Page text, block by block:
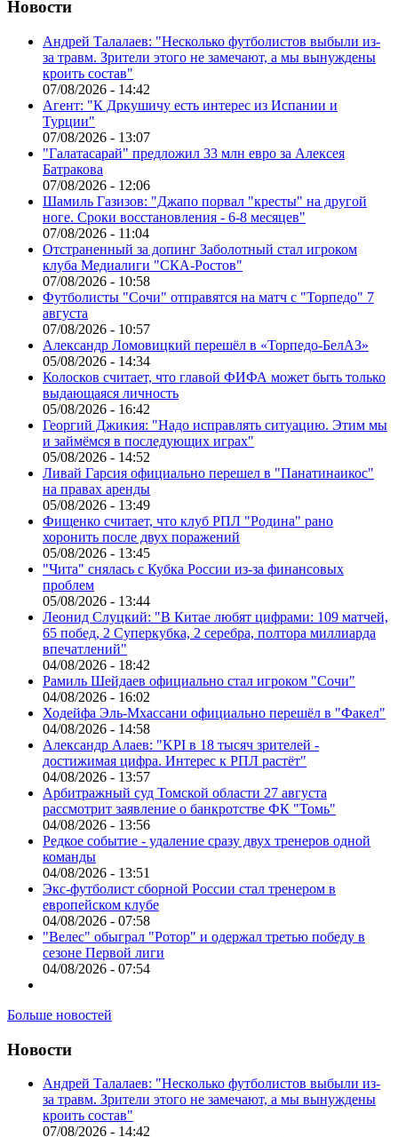
Новости
Андрей Талалаев: "Несколько футболистов выбыли из-
за травм. Зрители этого не замечают, а мы вынуждены
кроить состав"
07/08/2026 - 14:42
Агент: "К Дркушичу есть интерес из Испании и
Турции"
07/08/2026 - 13:07
"Галатасарай" предложил 33 млн евро за Алексея
Батракова
07/08/2026 - 12:06
Шамиль Газизов: "Джапо порвал "кресты" на другой
ноге. Сроки восстановления - 6-8 месяцев"
07/08/2026 - 11:04
Отстраненный за допинг Заболотный стал игроком
клуба Медиалиги "СКА-Ростов"
07/08/2026 - 10:58
Футболисты "Сочи" отправятся на матч с "Торпедо" 7
августа
07/08/2026 - 10:57
Александр Ломовицкий перешёл в «Торпедо-БелАЗ»
05/08/2026 - 14:34
Колосков считает, что главой ФИФА может быть только
выдающаяся личность
05/08/2026 - 16:42
Георгий Джикия: "Надо исправлять ситуацию. Этим мы
и займёмся в последующих играх"
05/08/2026 - 14:52
Ливай Гарсия официально перешел в "Панатинаикос"
на правах аренды
05/08/2026 - 13:49
Фищенко считает, что клуб РПЛ "Родина" рано
хоронить после двух поражений
05/08/2026 - 13:45
"Чита" снялась с Кубка России из-за финансовых
проблем
05/08/2026 - 13:44
Леонид Слуцкий: "В Китае любят цифрами: 109 матчей,
65 побед, 2 Суперкубка, 2 серебра, полтора миллиарда
впечатлений"
04/08/2026 - 18:42
Рамиль Шейдаев официально стал игроком "Сочи"
04/08/2026 - 16:02
Ходейфа Эль-Мхассани официально перешёл в "Факел"
04/08/2026 - 14:58
Александр Алаев: "KPI в 18 тысяч зрителей -
достижимая цифра. Интерес к РПЛ растёт"
04/08/2026 - 13:57
Арбитражный суд Томской области 27 августа
рассмотрит заявление о банкротстве ФК "Томь"
04/08/2026 - 13:56
Редкое событие - удаление сразу двух тренеров одной
команды
04/08/2026 - 13:51
Экс-футболист сборной России стал тренером в
европейском клубе
04/08/2026 - 07:58
"Велес" обыграл "Ротор" и одержал третью победу в
сезоне Первой лиги
04/08/2026 - 07:54
Больше новостей
Новости
Андрей Талалаев: "Несколько футболистов выбыли из-
за травм. Зрители этого не замечают, а мы вынуждены
кроить состав"
07/08/2026 - 14:42